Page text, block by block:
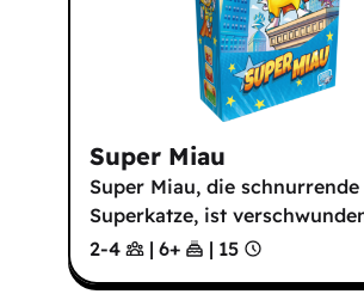
Super Miau
Super Miau, die schnurrende
Superkatze, ist
2-4
| 6+ | 15